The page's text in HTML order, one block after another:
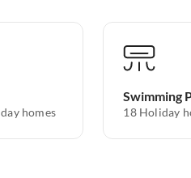
homes
Swimming
18 Holiday